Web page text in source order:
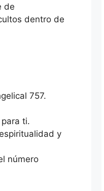
de
dentro de
757.
ti.
y
número